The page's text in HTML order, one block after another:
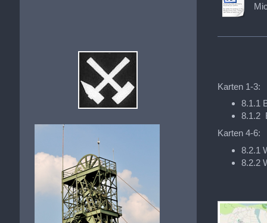
Karten 1-3:
8.1.1
8.1.2
Karten 4-6:
8.2.1
8.2.2